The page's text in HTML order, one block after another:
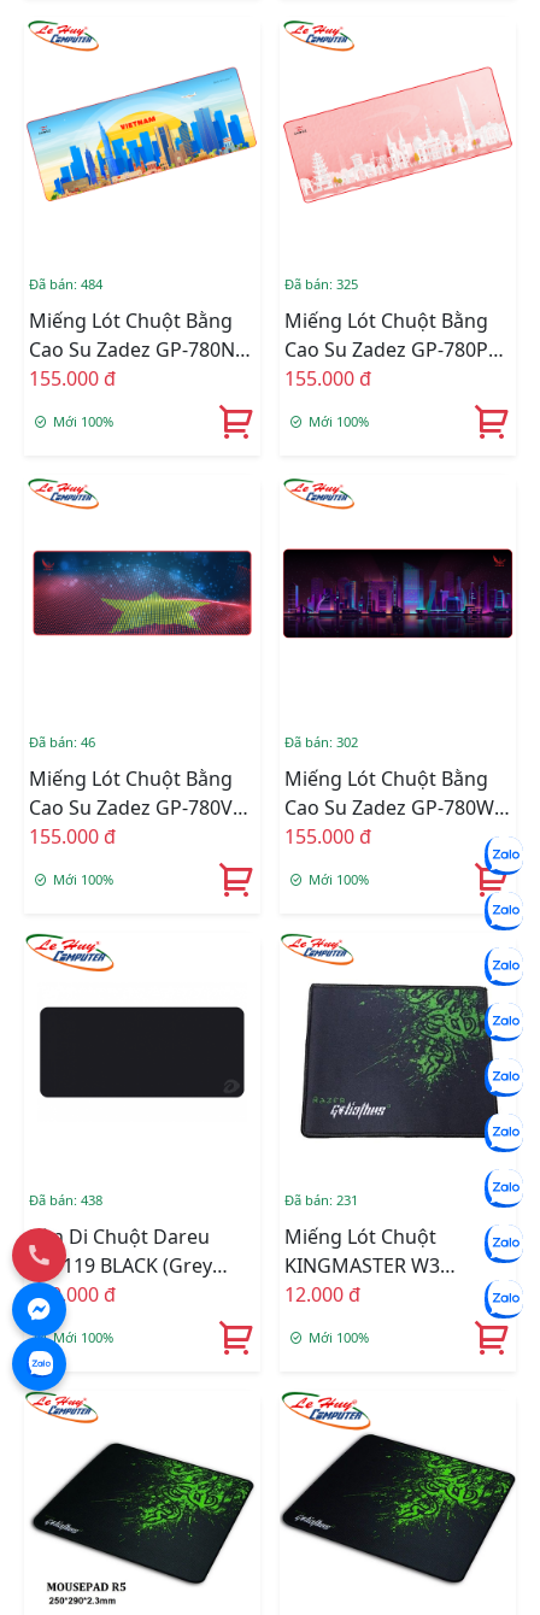
Đã bán: 484
Miếng Lót Chuột Bằng
Cao Su Zadez GP-780N
(Xanh)
155.000 đ
Mới 100%
Đã bán: 325
Miếng Lót Chuột Bằng
Cao Su Zadez GP-780P
(Hồng)
155.000 đ
Mới 100%
Đã bán: 46
Miếng Lót Chuột Bằng
Cao Su Zadez GP-780V
(Đỏ)
155.000 đ
Mới 100%
Đã bán: 302
Miếng Lót Chuột Bằng
Cao Su Zadez GP-780W
(Đen)
155.000 đ
Mới 100%
Đã bán: 438
Bàn Di Chuột Dareu
ESP119 BLACK (Grey
Logo) 900x400x4mm
150.000 đ
Mới 100%
Đã bán: 231
Miếng Lót Chuột
KINGMASTER W3
(210mm X 250mm X
12.000 đ
Mới 100%